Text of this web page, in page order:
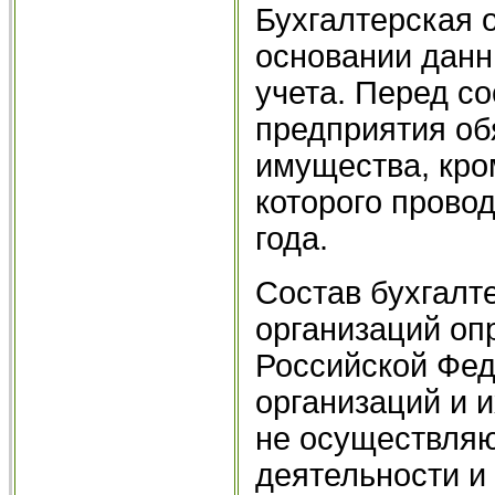
Бухгалтерская
основании
учета. Перед
предприятия
имущества,
которого
года.
Состав
организаций
Российской
организаций и
не
деятельности